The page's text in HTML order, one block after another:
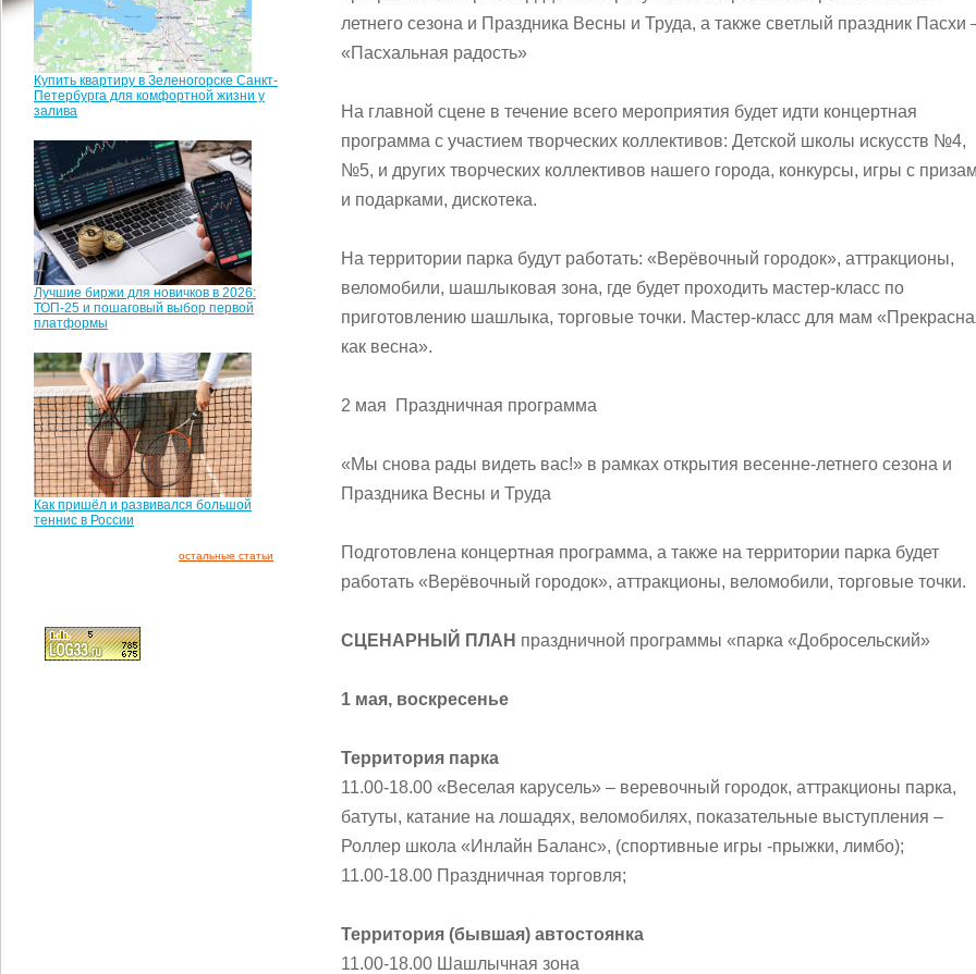
Купить квартиру в Зеленогорске Санкт-
Петербурга для комфортной жизни у
залива
Лучшие биржи для новичков в 2026:
ТОП-25 и пошаговый выбор первой
платформы
Как пришёл и развивался большой
теннис в России
остальные статьи
летнего сезона и Праздника Весны и Труда, а также светлый праздник Пасхи
«Пасхальная радость»
На главной сцене в течение всего мероприятия будет идти концертная
программа с участием творческих коллективов: Детской школы искусств №4,
№5, и других творческих коллективов нашего города, конкурсы, игры с
и подарками, дискотека.
На территории парка будут работать: «Верёвочный городок», аттракционы,
веломобили, шашлыковая зона, где будет проходить мастер-класс по
приготовлению шашлыка, торговые точки. Мастер-класс для мам
как весна».
2 мая Праздничная программа
«Мы снова рады видеть вас!» в рамках открытия весенне-летнего сезона и
Праздника Весны и Труда
Подготовлена концертная программа, а также на территории парка будет
работать «Верёвочный городок», аттракционы, веломобили, торговые точки.
СЦЕНАРНЫЙ ПЛАН праздничной программы «парка «Добросельский»
1 мая, воскресенье
Территория парка
11.00-18.00 «Веселая карусель» – веревочный городок, аттракционы парка,
батуты, катание на лошадях, веломобилях, показательные выступления –
Роллер школа «Инлайн Баланс», (спортивные игры -прыжки, лимбо);
11.00-18.00 Праздничная торговля;
Территория (бывшая) автостоянка
11.00-18.00 Шашлычная зона